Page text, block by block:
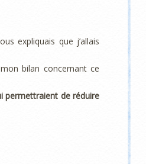
expliquais que j’allais
bilan concernant ce
permettraient de réduire